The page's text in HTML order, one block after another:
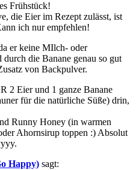
Frühstück!
die Eier im Rezept zulässt, ist
ich nur empfehlen!
er keine MIlch- oder
die Banane genau so gut
von Backpulver.
2 Eier und 1 ganze Banane
für die natürliche Süße) drin,
Runny Honey (in warmen
Ahornsirup toppen :) Absolut
Happy) sagt: